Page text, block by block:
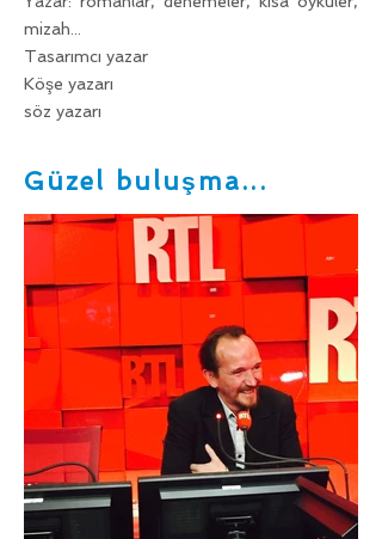
mizah...
Tasarımcı yazar
Köşe yazarı
söz yazarı
Güzel buluşma...